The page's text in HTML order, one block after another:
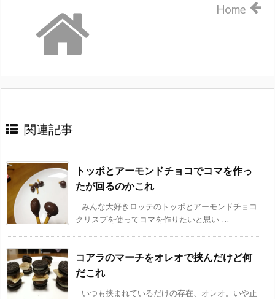
Home
関連記事
トッポとアーモンドチョコでコマを作っ
たが回るのかこれ
みんな大好きロッテのトッポとアーモンドチョコ
クリスプを使ってコマを作りたいと思い ...
コアラのマーチをオレオで挟んだけど何
だこれ
いつも挟まれているだけの存在、オレオ。いや正